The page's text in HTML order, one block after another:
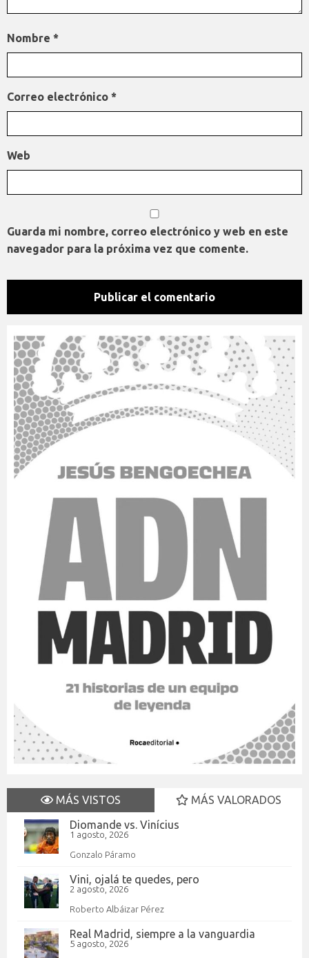
Nombre *
Correo electrónico *
Web
Guarda mi nombre, correo electrónico y web en este
navegador para la próxima vez que comente.
MÁS VISTOS
MÁS VALORADOS
Diomande vs. Vinícius
1 agosto, 2026
Gonzalo Páramo
Vini, ojalá te quedes, pero
2 agosto, 2026
Roberto Albáizar Pérez
Real Madrid, siempre a la vanguardia
5 agosto, 2026